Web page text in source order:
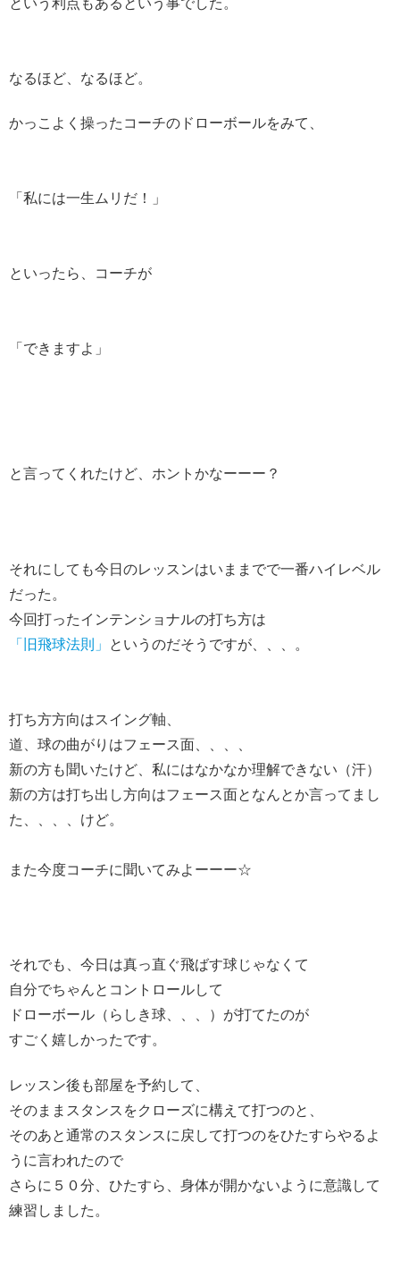
という利点もあるという事でした。
なるほど、なるほど。
かっこよく操ったコーチのドローボールをみて、
「私には一生ムリだ！」
といったら、コーチが
「できますよ」
と言ってくれたけど、ホントかなーーー？
それにしても今日のレッスンはいままでで一番ハイレベル
だった。
今回打ったインテンショナルの打ち方は
「旧飛球法則」
というのだそうですが、、、。
打ち方方向はスイング軸、
道、球の曲がりはフェース面、、、、
新の方も聞いたけど、私にはなかなか理解できない（汗）
新の方は打ち出し方向はフェース面となんとか言ってまし
た、、、、けど。
また今度コーチに聞いてみよーーー☆
それでも、今日は真っ直ぐ飛ばす球じゃなくて
自分でちゃんとコントロールして
ドローボール（らしき球、、、）が打てたのが
すごく嬉しかったです。
レッスン後も部屋を予約して、
そのままスタンスをクローズに構えて打つのと、
そのあと通常のスタンスに戻して打つのをひたすらやるよ
うに言われたので
さらに５０分、ひたすら、身体が開かないように意識して
練習しました。